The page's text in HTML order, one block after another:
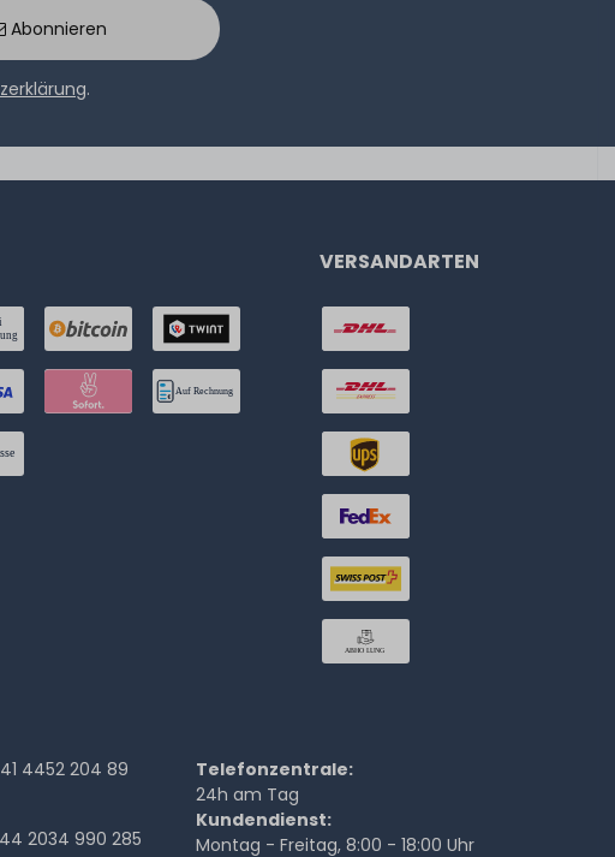
Abonnieren
.
VERSANDARTEN
4452 204 89
2034 990 285
Telefonzentrale:
24h am Tag
Kundendienst:
Montag - Freitag, 8:00 - 18:00 Uhr